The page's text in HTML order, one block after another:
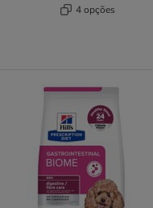
4 opções